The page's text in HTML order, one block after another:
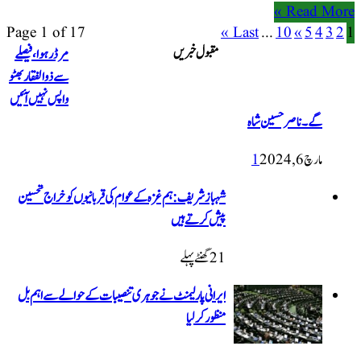
Read More »
Page 1 of 17
1
2
3
4
5
»
10
...
Last »
مقبول خبریں
مرڈر ہوا، فیصلے
سے ذوالفقار بھٹو
واپس نہیں آئیں
گے۔ ناصر حسین شاہ
مارچ 6, 2024 1
شہباز شریف: ہم غزہ کے عوام کی قربانیوں کو خراج تحسین
پیش کرتے ہیں
21 گھنٹےپہلے
ایرانی پارلیمنٹ نے جوہری تنصیبات کے حوالے سے اہم بل
منظور کرلیا